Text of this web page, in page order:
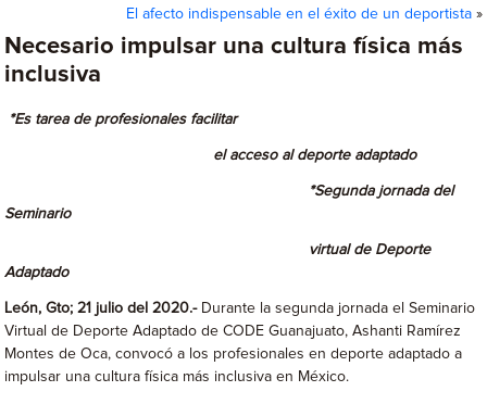
El afecto indispensable en el éxito de un deportista»
Necesario impulsar una cultura física más
inclusiva
*Es tarea de profesionales facilitar
el acceso al deporte adaptado
*Segunda jornada del
Seminario
virtual de Deporte
Adaptado
León, Gto; 21 julio del 2020.- Durante la segunda jornada el Seminario
Virtual de Deporte Adaptado de CODE Guanajuato, Ashanti Ramírez
Montes de Oca, convocó a los profesionales en deporte adaptado a
impulsar una cultura física más inclusiva en México.